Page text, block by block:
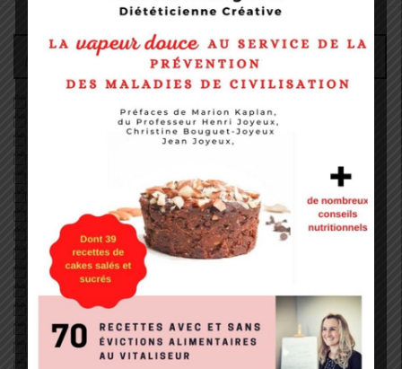
Archives
décembre 2022
octobre 2020
septembre 2020
août 2020
juillet 2020
juin 2020
mai 2020
avril 2020
février 2020